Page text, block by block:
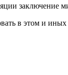
заключение
в этом и